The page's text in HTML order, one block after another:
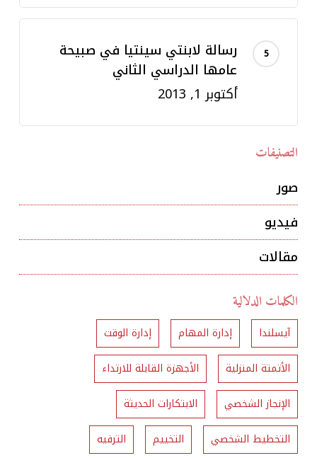
رسالة لابنتي سينتيا في صبيحة
عامها الدراسي الثاني
أكتوبر 1, 2013
التصنيفات
صور
فيديو
مقالات
الكلمات الدلالية
آيسلندا إدارة المهام
إدارة الوقت
الأتمتة المنزلية
الأجهزة القابلة للارتداء
الإنجاز الشخصي
الابتكارات الحديثة
التخطيط الشخصي
التخييم
الترفيه